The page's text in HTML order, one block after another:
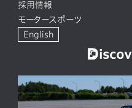
採用情報
モータースポーツ
English